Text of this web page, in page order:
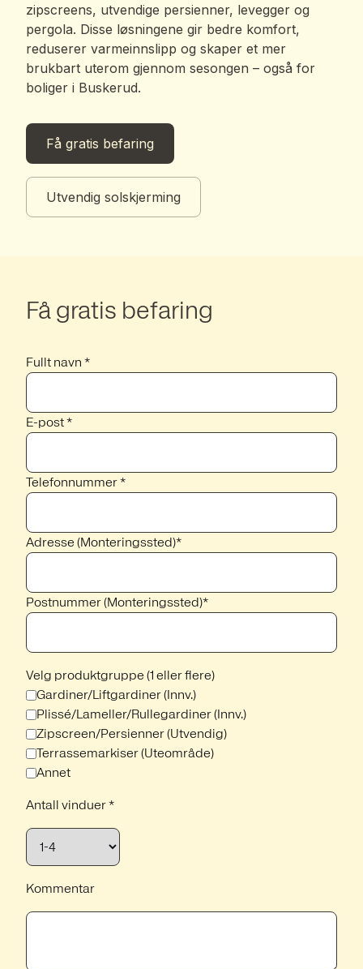
zipscreens, utvendige persienner, levegger og
pergola. Disse løsningene gir bedre komfort,
reduserer varmeinnslipp og skaper et mer
brukbart uterom gjennom sesongen – også for
boliger i Buskerud.
Få gratis befaring
Utvendig solskjerming
Få gratis befaring
Fullt navn *
E-post *
Telefonnummer *
Adresse (Monteringssted)*
Postnummer (Monteringssted)*
Velg produktgruppe (1 eller flere)
Gardiner/Liftgardiner (Innv.)
Plissé/Lameller/Rullegardiner (Innv.)
Zipscreen/Persienner (Utvendig)
Terrassemarkiser (Uteområde)
Annet
Antall vinduer *
Kommentar